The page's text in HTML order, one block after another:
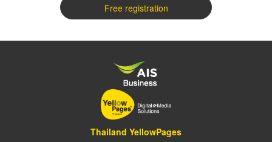
Free registration
Thailand YellowPages